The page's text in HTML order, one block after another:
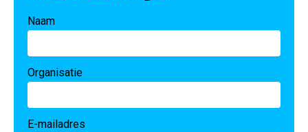
Naam
Organisatie
E-mailadres